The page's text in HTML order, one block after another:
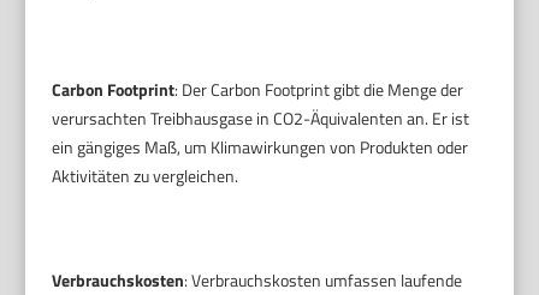
Carbon Footprint: Der Carbon Footprint gibt die Menge der
verursachten Treibhausgase in CO2-Äquivalenten an. Er ist
ein gängiges Maß, um Klimawirkungen von Produkten oder
Aktivitäten zu vergleichen.
Verbrauchskosten: Verbrauchskosten umfassen laufende